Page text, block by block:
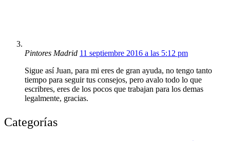
Pintores Madrid 11 septiembre 2016 a las 5:12 pm
Sigue así Juan, para mi eres de gran ayuda, no tengo tanto
tiempo para seguir tus consejos, pero avalo todo lo que
escribres, eres de los pocos que trabajan para los demas
legalmente, gracias.
Categorías